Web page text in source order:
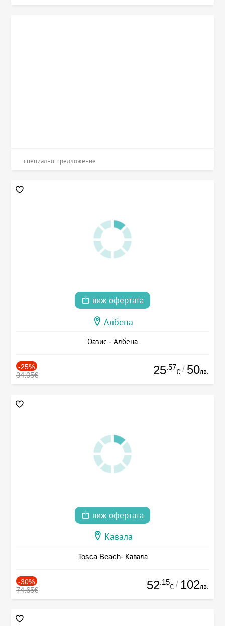
специално предложение
виж офертата
Албена
Оазис - Албена
-25%
34.05€ 25.57
€ / 50лв.
виж офертата
Кавала
Tosca Beach- Кавала
-30%
74.65€ 52.15
€ / 102лв.